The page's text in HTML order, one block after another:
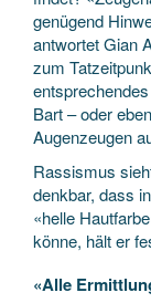
genügend
antwortet Gian
zum
Bart – oder
Augenzeugen
Rassismus
denkbar, dass
«helle
könne, hält er
«Alle